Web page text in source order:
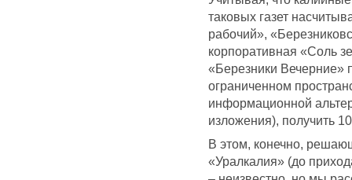
таковых газет
рабочий»,
корпоративная «Соль
«Березники Вечерние»
ограниченном
информационной
изложения), получить
В этом, конечно,
«Уралкалия» (до